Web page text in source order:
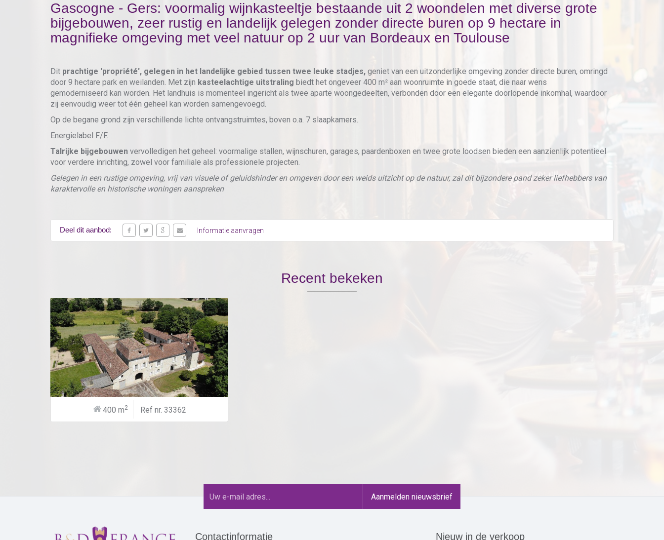
Gascogne - Gers: voormalig wijnkasteeltje bestaande uit 2 woondelen met diverse grote
bijgebouwen, zeer rustig en landelijk gelegen zonder directe buren op 9 hectare in
magnifieke omgeving met veel natuur op 2 uur van Bordeaux en Toulouse
Dit prachtige 'propriété', gelegen in het landelijke gebied tussen twee leuke stadjes, geniet van een uitzonderlijke omgeving zonder directe buren, omringd
door 9 hectare park en weilanden. Met zijn kasteelachtige uitstraling biedt het ongeveer 400 m² aan woonruimte in goede staat, die naar wens
gemoderniseerd kan worden. Het landhuis is momenteel ingericht als twee aparte woongedeelten, verbonden door een elegante doorlopende inkomhal, waardoor
zij eenvoudig weer tot één geheel kan worden samengevoegd.
Op de begane grond zijn verschillende lichte ontvangstruimtes, boven o.a. 7 slaapkamers.
Energielabel F/F.
Talrijke bijgebouwen vervolledigen het geheel: voormalige stallen, wijnschuren, garages, paardenboxen en twee grote loodsen bieden een aanzienlijk potentieel
voor verdere inrichting, zowel voor familiale als professionele projecten.
Gelegen in een rustige omgeving, vrij van visuele of geluidshinder en omgeven door een weids uitzicht op de natuur, zal dit bijzondere pand zeker liefhebbers van
karaktervolle en historische woningen aanspreken
Deel dit aanbod: Informatie aanvragen
Recent bekeken
400 m2 Ref nr. 33362
Contactinformatie Nieuw in de verkoop